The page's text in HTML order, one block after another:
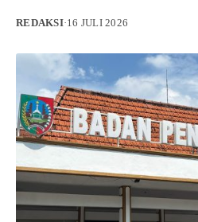
REDAKSI·16 JULI 2026